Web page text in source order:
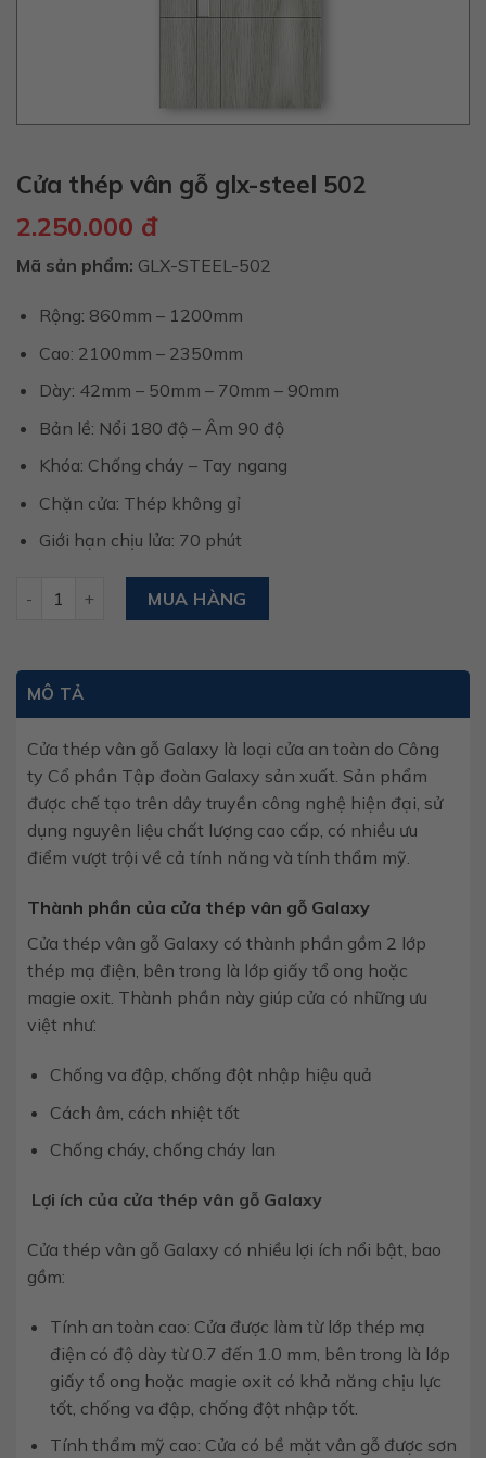
Cửa thép vân gỗ glx-steel 502
2.250.000 đ
Mã sản phẩm: GLX-STEEL-502
Rộng: 860mm – 1200mm
Cao: 2100mm – 2350mm
Dày: 42mm – 50mm – 70mm – 90mm
Bản lề: Nổi 180 độ – Âm 90 độ
Khóa: Chống cháy – Tay ngang
Chặn cửa: Thép không gỉ
Giới hạn chịu lửa: 70 phút
Cửa thép vân gỗ glx-steel 502 số lượng
MUA HÀNG
MÔ TẢ
Cửa thép vân gỗ Galaxy là loại cửa an toàn do Công
ty Cổ phần Tập đoàn Galaxy sản xuất. Sản phẩm
được chế tạo trên dây truyền công nghệ hiện đại, sử
dụng nguyên liệu chất lượng cao cấp, có nhiều ưu
điểm vượt trội về cả tính năng và tính thẩm mỹ.
Thành phần của cửa thép vân gỗ Galaxy
Cửa thép vân gỗ Galaxy có thành phần gồm 2 lớp
thép mạ điện, bên trong là lớp giấy tổ ong hoặc
magie oxit. Thành phần này giúp cửa có những ưu
việt như:
Chống va đập, chống đột nhập hiệu quả
Cách âm, cách nhiệt tốt
Chống cháy, chống cháy lan
Lợi ích của cửa thép vân gỗ Galaxy
Cửa thép vân gỗ Galaxy có nhiều lợi ích nổi bật, bao
gồm:
Tính an toàn cao: Cửa được làm từ lớp thép mạ
điện có độ dày từ 0.7 đến 1.0 mm, bên trong là lớp
giấy tổ ong hoặc magie oxit có khả năng chịu lực
tốt, chống va đập, chống đột nhập tốt.
Tính thẩm mỹ cao: Cửa có bề mặt vân gỗ được sơn